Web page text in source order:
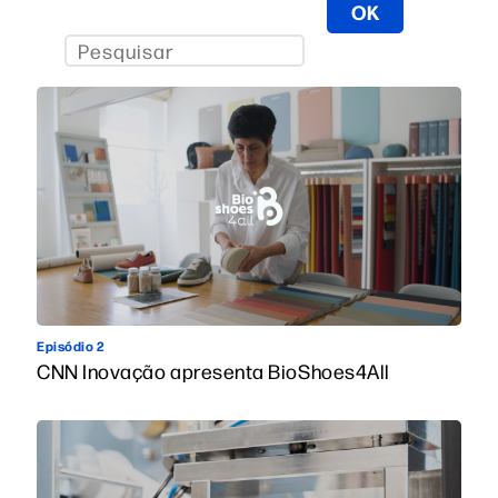
Episódio 2
CNN Inovação apresenta BioShoes4All